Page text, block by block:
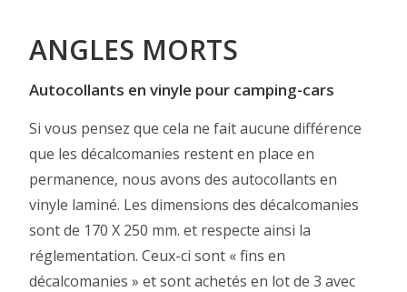
ANGLES MORTS
Autocollants en vinyle pour camping-cars
Si vous pensez que cela ne fait aucune différence
que les décalcomanies restent en place en
permanence, nous avons des autocollants en
vinyle laminé. Les dimensions des décalcomanies
sont de 170 X 250 mm. et respecte ainsi la
réglementation. Ceux-ci sont « fins en
décalcomanies » et sont achetés en lot de 3 avec